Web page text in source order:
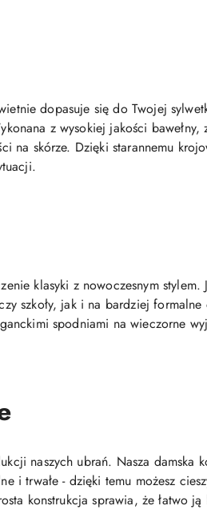
dopasuje się do Twojej
z wysokiej jakości
na skórze. Dzięki starannemu
klasyki z nowoczesnym
szkoły, jak i na bardziej
spodniami na wieczorne
naszych ubrań. Nasza damska
i trwałe - dzięki temu możesz
konstrukcja sprawia, że łatwo